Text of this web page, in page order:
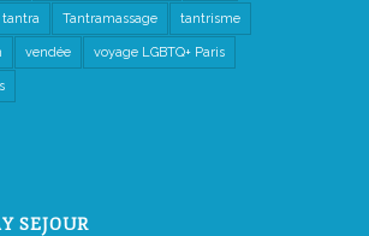
tantra Tantramassage tantrisme
vendée voyage LGBTQ+ Paris
SEJOUR